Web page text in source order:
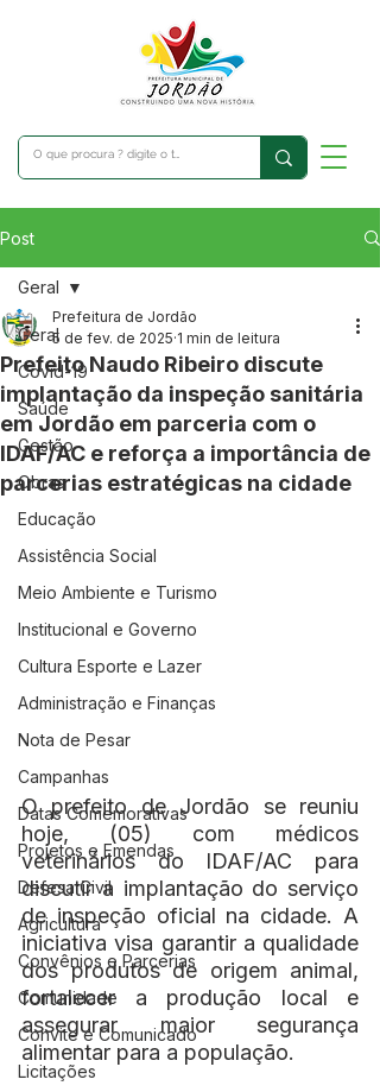
Post
Geral
Covid-19
Saúde
Gestão
Obras
Educação
Assistência Social
Meio Ambiente e Turismo
Institucional e Governo
Cultura Esporte e Lazer
Administração e Finanças
Nota de Pesar
Campanhas
Datas Comemorativas
Projetos e Emendas
Defesa Civil
Agricultura
Convênios e Parcerias
Comunidade
Convite e Comunicado
Licitações
Geral
Prefeito Naudo Ribeiro discute
implantação da inspeção sanitária
em Jordão em parceria com o
IDAF/AC e reforça a importância de
parcerias estratégicas na cidade
Prefeitura de Jordão
5 de fev. de 2025 1 min de leitura
O prefeito de Jordão se reuniu
hoje, (05) com médicos
veterinários do IDAF/AC para
discutir a implantação do serviço
de inspeção oficial na cidade. A
iniciativa visa garantir a qualidade
dos produtos de origem animal,
fortalecer a produção local e
assegurar maior segurança
alimentar para a população.